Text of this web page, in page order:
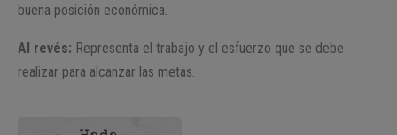
buena posición económica.
Al revés: Representa el trabajo y el esfuerzo que se debe
realizar para alcanzar las metas.